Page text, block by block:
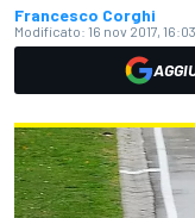
Francesco Corghi
Modificato: 16 nov 2017, 16:03